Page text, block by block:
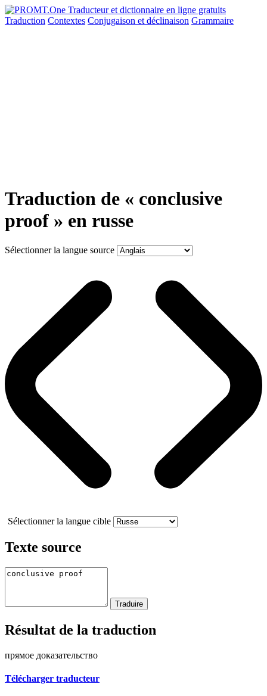
Traduction Contextes Conjugaison et déclinaison Grammaire
Traduction de « conclusive
proof » en russe
Sélectionner la langue source
Sélectionner la langue cible
Texte source
Résultat de la traduction
прямое доказательство
Télécharger traducteur